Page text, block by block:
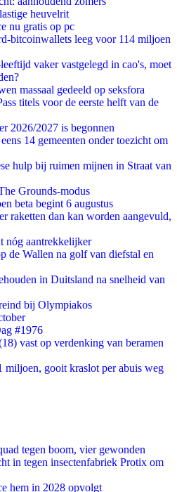
heuvelrit
nu gratis op pc
bitcoinwallets leeg voor 114 miljoen
vaker vastgelegd in cao's, moet
massaal gedeeld op seksfora
titels voor de eerste helft van de
2026/2027 is begonnen
14 gemeenten onder toezicht om
hulp bij ruimen mijnen in Straat van
Grounds-modus
beta begint 6 augustus
raketten dan kan worden aangevuld,
nóg aantrekkelijker
de Wallen na golf van diefstal en
in Duitsland na snelheid van
bij Olympiakos
#1976
vast op verdenking van beramen
miljoen, gooit kraslot per abuis weg
tegen boom, vier gewonden
in tegen insectenfabriek Protix om
hem in 2028 opvolgt